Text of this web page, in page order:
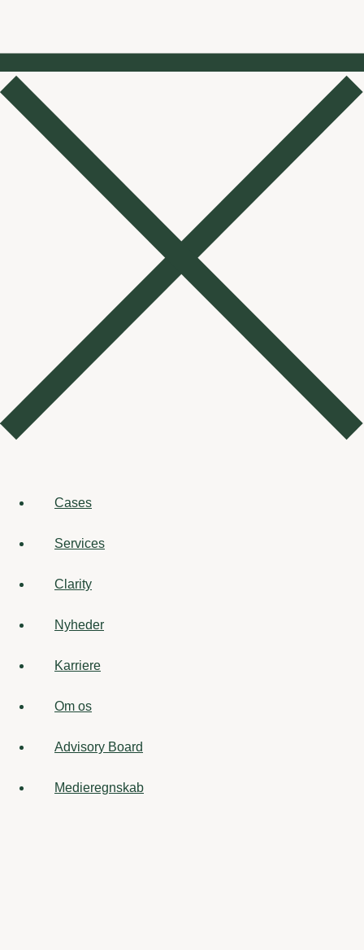
Cases
Services
Clarity
Nyheder
Karriere
Om os
Advisory Board
Medieregnskab